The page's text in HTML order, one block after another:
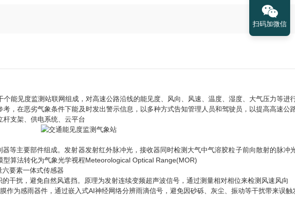
见度监测站联网组成，对高速公路沿线的能见度、风向、风速、温度、湿度、大气压力等进
，在恶劣气象条件下能及时发出警示信息，以多种方式告知管理人员和驾驶员，以提高高速公
支架、供电系统、云平台
主要部件组成。发射器发射红外脉冲光，接收器同时检测大气中气溶胶粒子前向散射的脉冲
算法转化为气象光学视程Meteorological Optical Range(MOR)
要素一体式传感器
扰，避免自然风遮挡。原理为发射连续变频超声波信号，通过测量相对相位来检测风速风向
感雨器件，通过嵌入式AI神经网络分辨雨滴信号，避免因砂砾、灰尘、振动等干扰带来误触
扫码加微信